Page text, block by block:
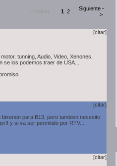
1 2
Siguiente -
>
[citar]
tunning, Audio, Video, Xenones,
se los podemos traer de USA...
[citar]
para B13, pero tambien necesito
y si va ser permitido por RTV...
[citar]